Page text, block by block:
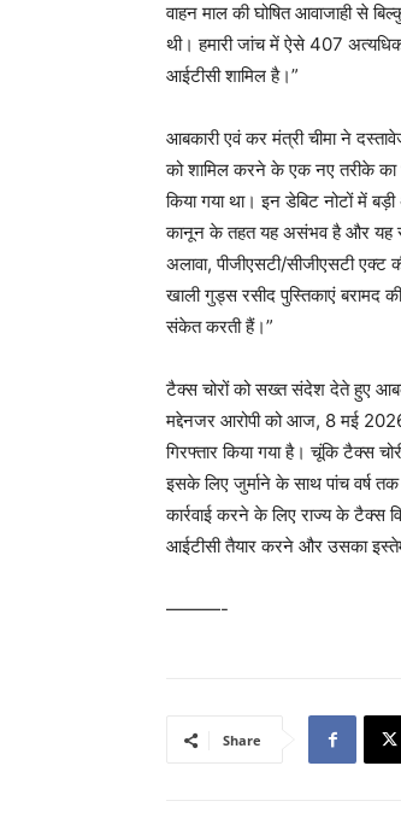
वाहन माल की घोषित आवाजाही से
थी। हमारी जांच में ऐसे 407
आईटीसी शामिल है।”
आबकारी एवं कर मंत्री चीमा ने
को शामिल करने के एक नए तरीके का
किया गया था। इन डेबिट नोटों में
कानून के तहत यह असंभव है और यह
अलावा, पीजीएसटी/सीजीएसटी एक्ट
खाली गुड्स रसीद पुस्तिकाएं बरामद
संकेत करती हैं।”
टैक्स चोरों को सख्त संदेश देते हुए
मद्देनजर आरोपी को आज, 8 मई
गिरफ्तार किया गया है। चूंकि टैक्स
इसके लिए जुर्माने के साथ पांच वर्ष
कार्रवाई करने के लिए राज्य के टैक्स
आईटीसी तैयार करने और उसका
———-
Share